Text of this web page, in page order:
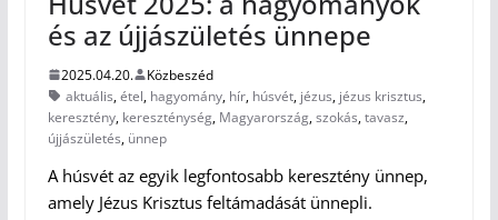
és az újjászületés ünnepe
2025.04.20.
Közbeszéd
aktuális,étel, hagyomány, hír, húsvét, jézus, jézus krisztus,
keresztény, kereszténység, Magyarország,szokás,tavasz,
újjászületés, ünnep
A húsvét az egyik legfontosabb keresztény ünnep,
amely Jézus Krisztus feltámadását ünnepli.